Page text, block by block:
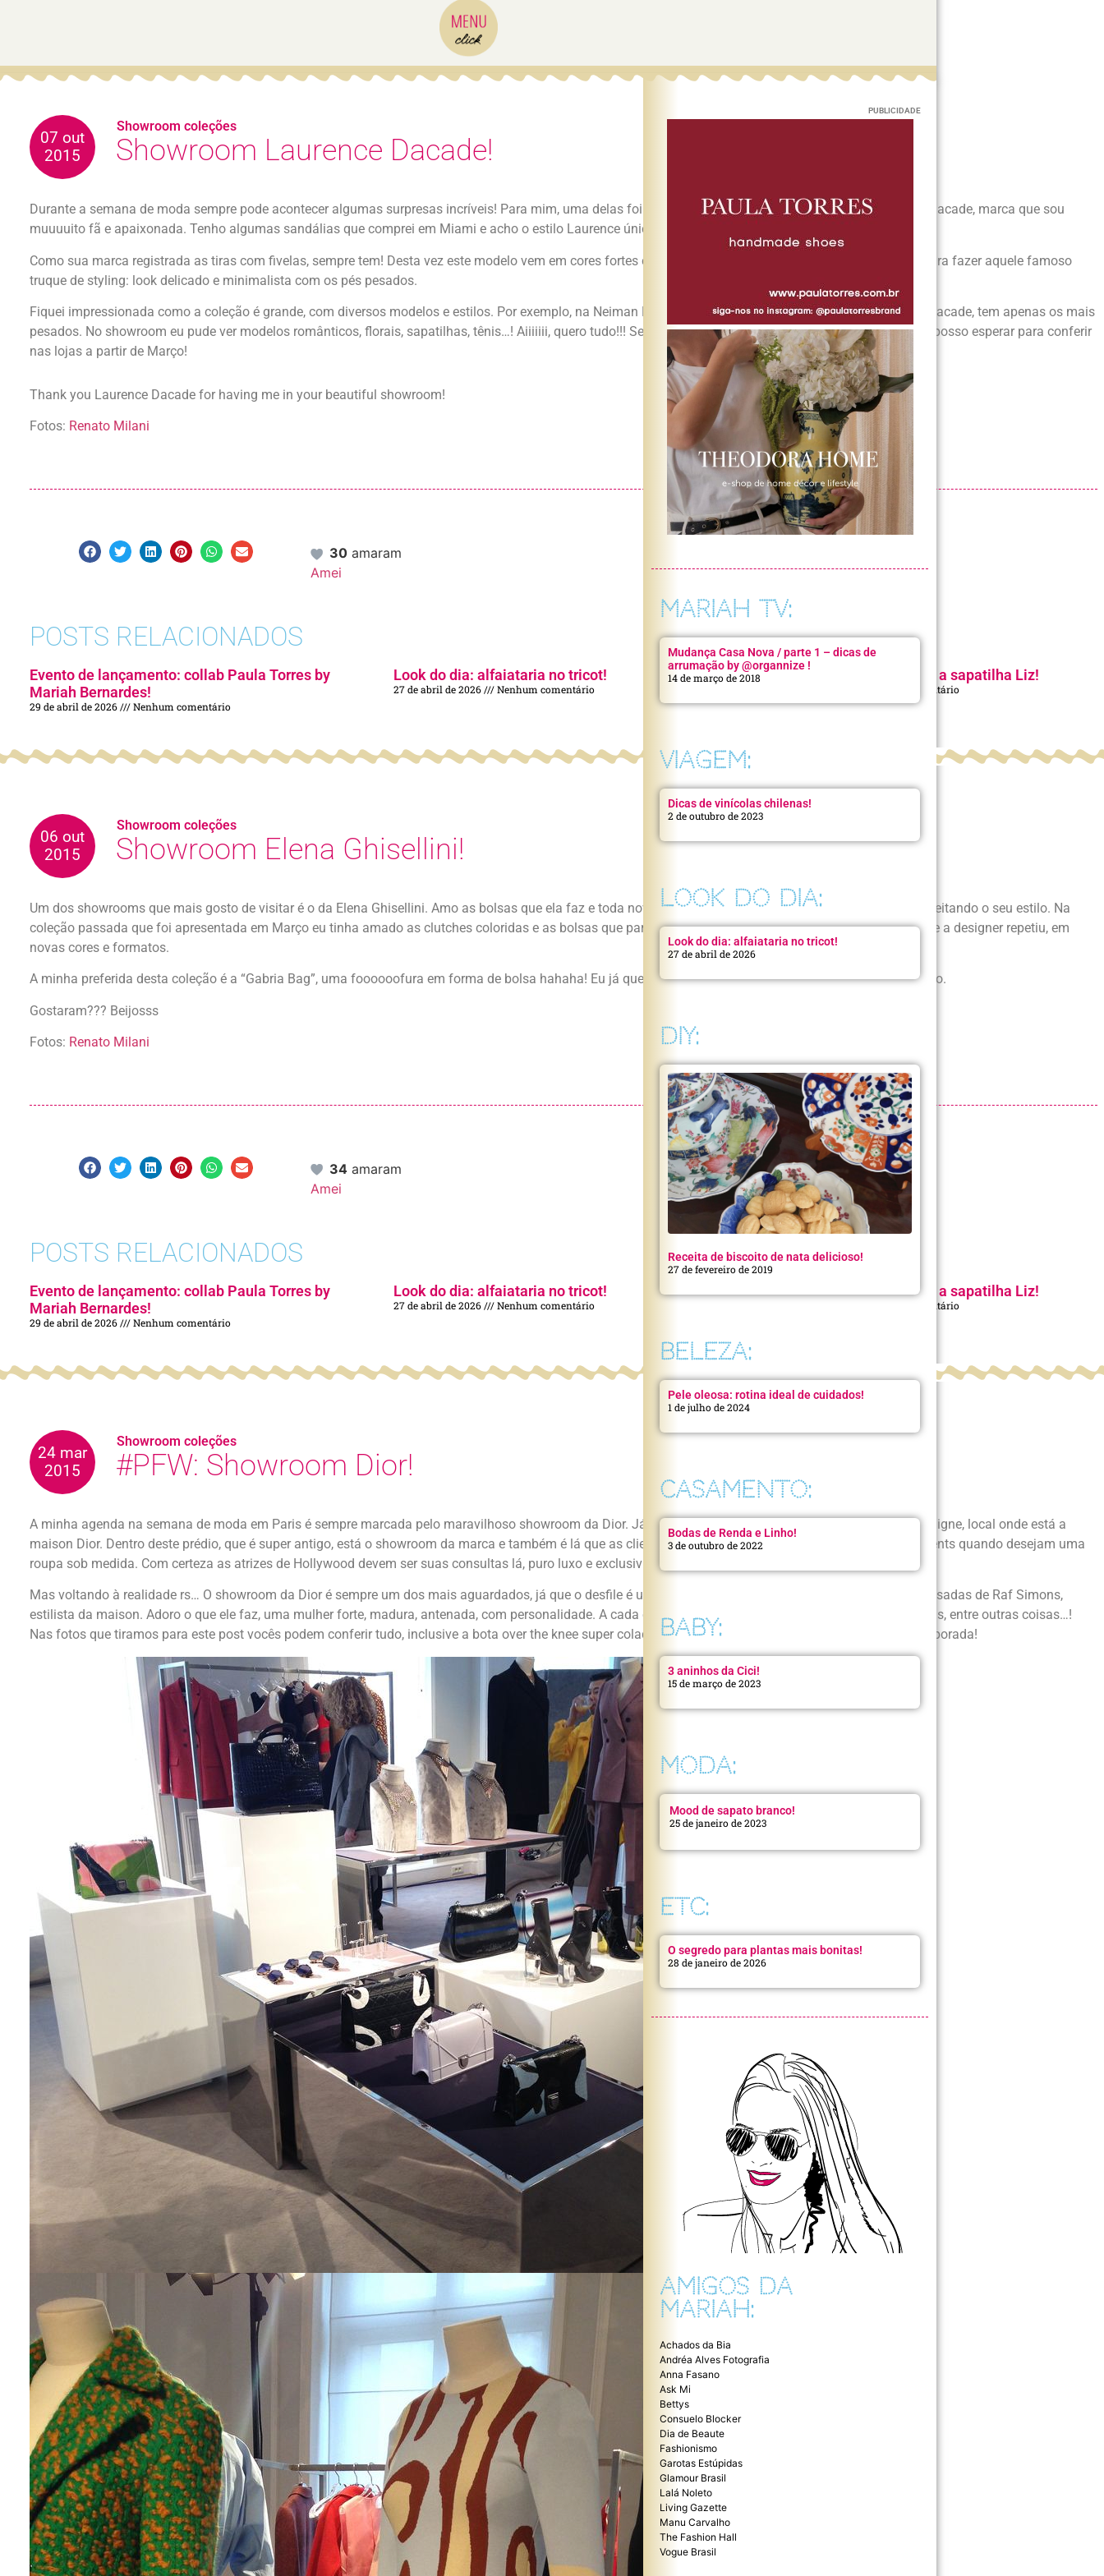
07 out
2015
Showroom coleções
Showroom Laurence Dacade!
Durante a semana de moda sempre pode acontecer algumas surpresas incríveis! Para mim, uma delas foi conferir pessoalmente o showroom da Laurence Dacade, marca que sou
muuuuito fã e apaixonada. Tenho algumas sandálias que comprei em Miami e acho o estilo Laurence único e super fashion.
Como sua marca registrada as tiras com fivelas, sempre tem! Desta vez este modelo vem em cores fortes como o vermelho. Estas sandálias são perfeitas para fazer aquele famoso
truque de styling: look delicado e minimalista com os pés pesados.
Fiquei impressionada como a coleção é grande, com diversos modelos e estilos. Por exemplo, na Neiman Marcus onde compro os meus sapatos Laurence Dacade, tem apenas os mais
pesados. No showroom eu pude ver modelos românticos, florais, sapatilhas, tênis…! Aiiiiiii, quero tudo!!! Se tem uma marca de sapatos que amo, é esta! Mal posso esperar para conferir
nas lojas a partir de Março!
Thank you Laurence Dacade for having me in your beautiful showroom!
Fotos: Renato Milani
30 amaram
Amei
POSTS RELACIONADOS
Evento de lançamento: collab Paula Torres by
Mariah Bernardes!
29 de abril de 2026 Nenhum comentário
Look do dia: alfaiataria no tricot!
27 de abril de 2026 Nenhum comentário
Look do Dia: partiu praia c/ a sapatilha Liz!
Nenhum comentário
06 out
2015
Showroom coleções
Showroom Elena Ghisellini!
Um dos showrooms que mais gosto de visitar é o da Elena Ghisellini. Amo as bolsas que ela faz e toda nova coleção tem algo novo e inusitado, sempre respeitando o seu estilo. Na
coleção passada que foi apresentada em Março eu tinha amado as clutches coloridas e as bolsas que pareciam um arco íris. Estas ficaram tão famosas que a designer repetiu, em
novas cores e formatos.
A minha preferida desta coleção é a “Gabria Bag”, uma foooooofura em forma de bolsa hahaha! Eu já queria todas as cores pra mim! O modelo é este da foto.
Gostaram??? Beijosss
Fotos: Renato Milani
34 amaram
Amei
POSTS RELACIONADOS
Evento de lançamento: collab Paula Torres by
Mariah Bernardes!
29 de abril de 2026 Nenhum comentário
Look do dia: alfaiataria no tricot!
27 de abril de 2026 Nenhum comentário
Look do Dia: partiu praia c/ a sapatilha Liz!
Nenhum comentário
24 mar
2015
Showroom coleções
#PFW: Showroom Dior!
A minha agenda na semana de moda em Paris é sempre marcada pelo maravilhoso showroom da Dior. Já começo a surtar de paixão logo na Avenue Montaigne, local onde está a
maison Dior. Dentro deste prédio, que é super antigo, está o showroom da marca e também é lá que as clientes Dior Haute Couture fazem os seus appointments quando desejam uma
roupa sob medida. Com certeza as atrizes de Hollywood devem ser suas consultas lá, puro luxo e exclusividade né gente?
Mas voltando à realidade rs… O showroom da Dior é sempre um dos mais aguardados, já que o desfile é um dos mais concorridos da #PFW e as criações ousadas de Raf Simons,
estilista da maison. Adoro o que ele faz, uma mulher forte, madura, antenada, com personalidade. A cada estação tem um óculos desejo entre as fashionistas, entre outras coisas…!
Nas fotos que tiramos para este post vocês podem conferir tudo, inclusive a bota over the knee super colada na perna que já promete ser hit da próxima temporada!
PUBLICIDADE
MARIAH TV:
Mudança Casa Nova / parte 1 – dicas de
arrumação by @organnize !
14 de março de 2018
VIAGEM:
Dicas de vinícolas chilenas!
2 de outubro de 2023
LOOK DO DIA:
Look do dia: alfaiataria no tricot!
27 de abril de 2026
DIY:
Receita de biscoito de nata delicioso!
27 de fevereiro de 2019
BELEZA:
Pele oleosa: rotina ideal de cuidados!
1 de julho de 2024
CASAMENTO:
Bodas de Renda e Linho!
3 de outubro de 2022
BABY:
3 aninhos da Cici!
15 de março de 2023
MODA:
Mood de sapato branco!
25 de janeiro de 2023
ETC:
O segredo para plantas mais bonitas!
28 de janeiro de 2026
AMIGOS DA
MARIAH:
Achados da Bia
Andréa Alves Fotografia
Anna Fasano
Ask Mi
Bettys
Consuelo Blocker
Dia de Beaute
Fashionismo
Garotas Estúpidas
Glamour Brasil
Lalá Noleto
Living Gazette
Manu Carvalho
The Fashion Hall
Vogue Brasil